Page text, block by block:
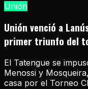
Unión
Unión venció a
primer triunfo del
El Tatengue se
Menossi y
casa por el Torneo